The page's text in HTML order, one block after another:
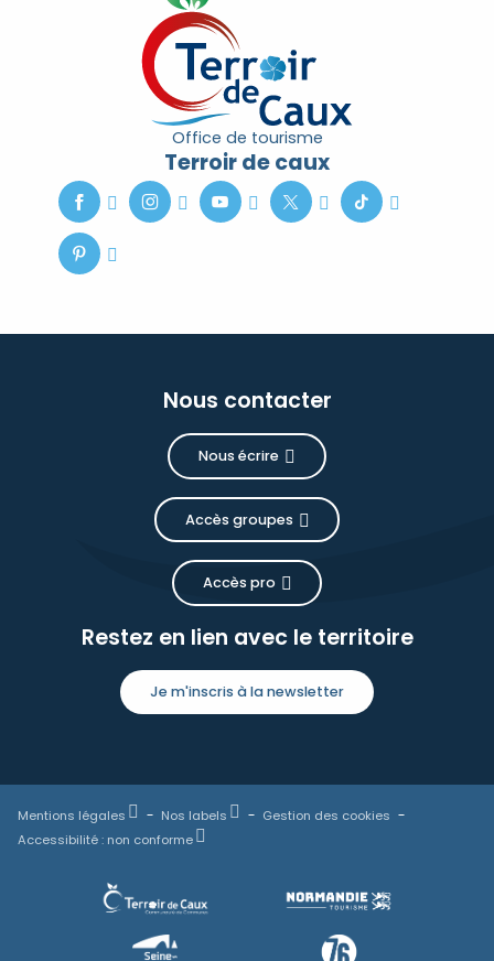
Office de tourisme
Terroir de caux
Nous contacter
Nous écrire
Accès groupes
Accès pro
Restez en lien avec le territoire
Je m'inscris à la newsletter
Mentions légales Nos labels
Gestion des cookies
Accessibilité : non conforme